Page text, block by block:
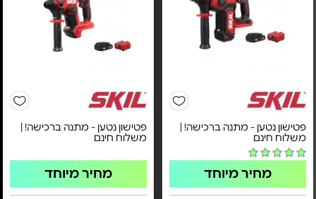
פטישון נטען - מתנה ברכישה! |
משלוח חינם
מחיר מיוחד
פטישון נטען - מתנה ברכישה! |
משלוח חינם
מחיר מיוחד